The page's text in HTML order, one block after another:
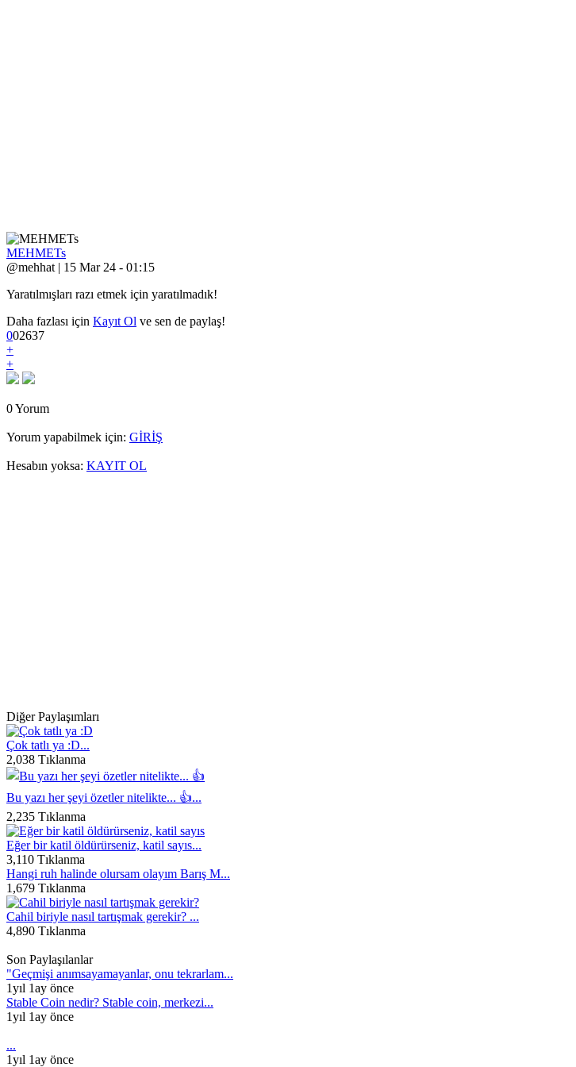
MEHMETs
@mehhat | 15 Mar 24 - 01:15
Yaratılmışları razı etmek için yaratılmadık!
Daha fazlası için Kayıt Ol ve sen de paylaş!
002637
+
+
0 Yorum
Yorum yapabilmek için: GİRİŞ
Hesabın yoksa: KAYIT OL
Diğer Paylaşımları
Çok tatlı ya :D...
2,038 Tıklanma
Bu yazı her şeyi özetler nitelikte... 👍...
2,235 Tıklanma
Eğer bir katil öldürürseniz, katil sayıs...
3,110 Tıklanma
Hangi ruh halinde olursam olayım Barış M...
1,679 Tıklanma
Cahil biriyle nasıl tartışmak gerekir? ...
4,890 Tıklanma
Son Paylaşılanlar
"Geçmişi anımsayamayanlar, onu tekrarlam...
1yıl 1ay önce
Stable Coin nedir? Stable coin, merkezi...
1yıl 1ay önce
...
1yıl 1ay önce